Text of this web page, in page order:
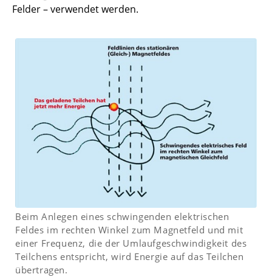
Felder – verwendet werden.
Beim Anlegen eines schwingenden elektrischen
Feldes im rechten Winkel zum Magnetfeld und mit
einer Frequenz, die der Umlaufgeschwindigkeit des
Teilchens entspricht, wird Energie auf das Teilchen
übertragen.